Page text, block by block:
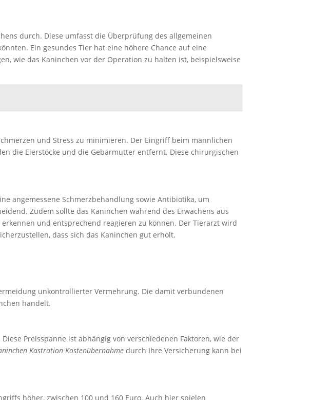
durch. Diese umfasst die Überprüfung des allgemeinen
Ein gesundes Tier hat eine höhere Chance auf eine
wie das Kaninchen vor der Operation zu halten ist, beispielsweise
und Stress zu minimieren. Der Eingriff beim männlichen
die Eierstöcke und die Gebärmutter entfernt. Diese chirurgischen
angemessene Schmerzbehandlung sowie Antibiotika, um
Zudem sollte das Kaninchen während des Erwachens aus
und entsprechend reagieren zu können. Der Tierarzt wird
dass sich das Kaninchen gut erholt.
unkontrollierter Vermehrung. Die damit verbundenen
handelt.
Preisspanne ist abhängig von verschiedenen Faktoren, wie der
Kastration Kostenübernahme durch Ihre Versicherung kann bei
höher, zwischen 100 und 160 Euro. Auch hier spielen